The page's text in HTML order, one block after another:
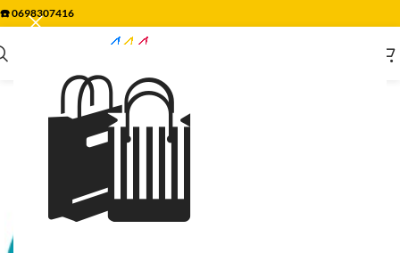
🛍️
☎️0698307416